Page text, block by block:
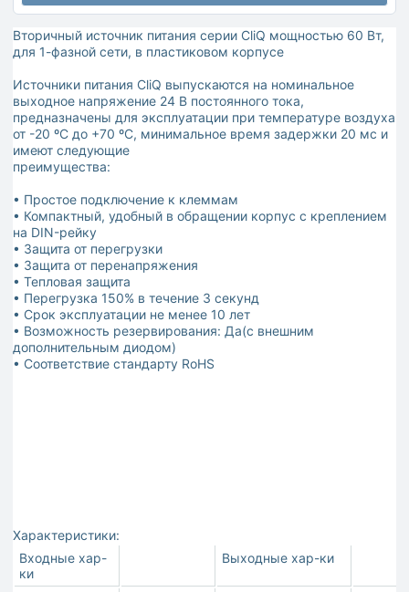
Вторичный источник питания серии CliQ мощностью 60 Вт,
для 1-фазной сети, в пластиковом корпусе
Источники питания CliQ выпускаются на номинальное
выходное напряжение 24 В постоянного тока,
предназначены для эксплуатации при температуре воздуха
от -20 ºС до +70 ºС, минимальное время задержки 20 мс и
имеют следующие
преимущества:
• Простое подключение к клеммам
• Компактный, удобный в обращении корпус с креплением
на DIN-рейку
• Защита от перегрузки
• Защита от перенапряжения
• Тепловая защита
• Перегрузка 150% в течение 3 секунд
• Срок эксплуатации не менее 10 лет
• Возможность резервирования: Да(с внешним
дополнительным диодом)
• Соответствие стандарту RoHS
Характеристики:
Входные хар-
ки
Выходные хар-ки